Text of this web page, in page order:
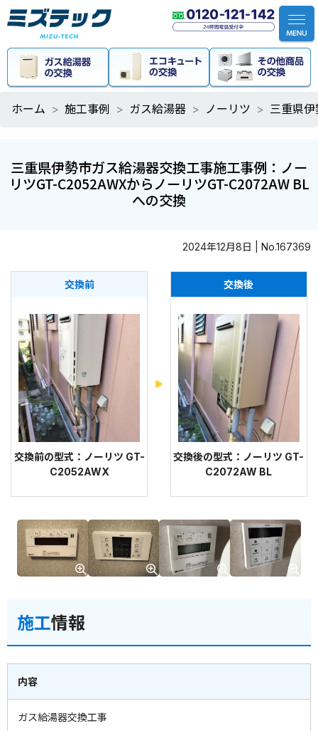
ホーム 施工事例 ガス給湯器 ノーリツ 三重県
三重県伊勢市ガス給湯器交換工事施工事例：ノー
リツGT-C2052AWXからノーリツGT-C2072AW BL
への交換
2024年12月8日 | No.167369
交換前
交換前の型式：ノーリツ GT-
C2052AWX
交換後
交換後の型式：ノーリツ GT-
C2072AW BL
施工情報
内容
ガス給湯器交換工事